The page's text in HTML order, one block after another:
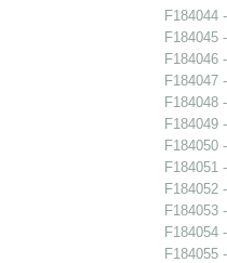
F184044
F184045
F184046
F184047
F184048
F184049
F184050
F184051
F184052
F184053
F184054
F184055